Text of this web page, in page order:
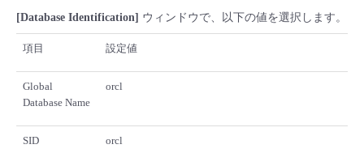
[Database Identification] ウィンドウで、以下の値を選択します。
項目 設定値
Global
Database Name
orcl
SID orcl